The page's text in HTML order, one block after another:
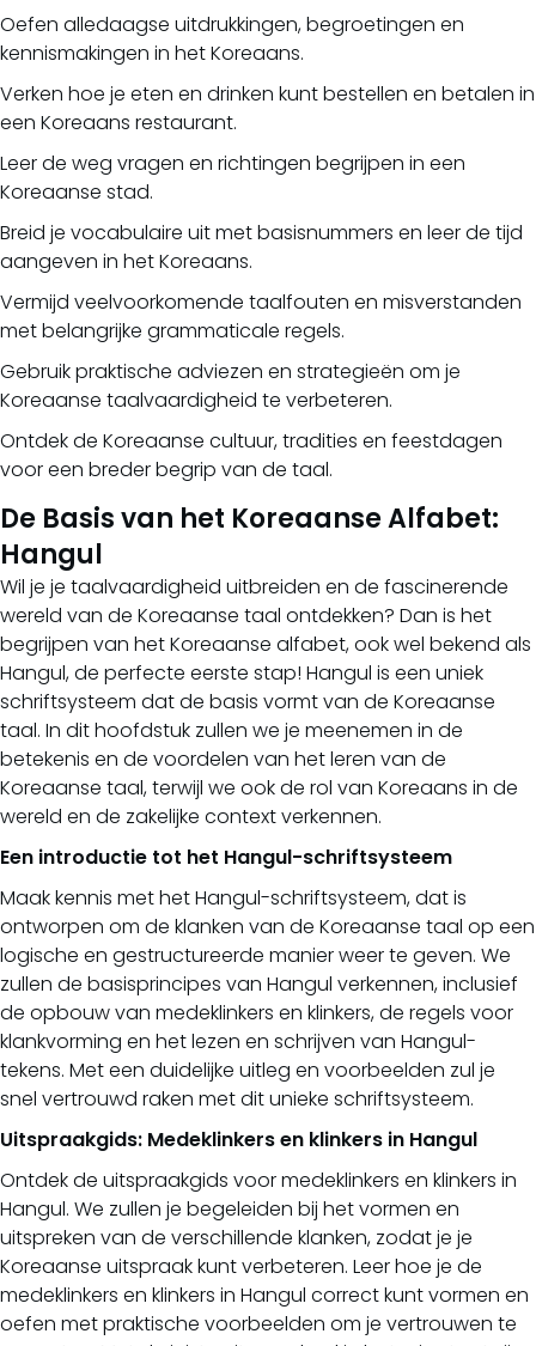
Oefen alledaagse uitdrukkingen, begroetingen en
kennismakingen in het Koreaans.
Verken hoe je eten en drinken kunt bestellen en betalen in
een Koreaans restaurant.
Leer de weg vragen en richtingen begrijpen in een
Koreaanse stad.
Breid je vocabulaire uit met basisnummers en leer de tijd
aangeven in het Koreaans.
Vermijd veelvoorkomende taalfouten en misverstanden
met belangrijke grammaticale regels.
Gebruik praktische adviezen en strategieën om je
Koreaanse taalvaardigheid te verbeteren.
Ontdek de Koreaanse cultuur, tradities en feestdagen
voor een breder begrip van de taal.
De Basis van het Koreaanse Alfabet:
Hangul
Wil je je taalvaardigheid uitbreiden en de fascinerende
wereld van de Koreaanse taal ontdekken? Dan is het
begrijpen van het Koreaanse alfabet, ook wel bekend als
Hangul, de perfecte eerste stap! Hangul is een uniek
schriftsysteem dat de basis vormt van de Koreaanse
taal. In dit hoofdstuk zullen we je meenemen in de
betekenis en de voordelen van het leren van de
Koreaanse taal, terwijl we ook de rol van Koreaans in de
wereld en de zakelijke context verkennen.
Een introductie tot het Hangul-schriftsysteem
Maak kennis met het Hangul-schriftsysteem, dat is
ontworpen om de klanken van de Koreaanse taal op een
logische en gestructureerde manier weer te geven. We
zullen de basisprincipes van Hangul verkennen, inclusief
de opbouw van medeklinkers en klinkers, de regels voor
klankvorming en het lezen en schrijven van Hangul-
tekens. Met een duidelijke uitleg en voorbeelden zul je
snel vertrouwd raken met dit unieke schriftsysteem.
Uitspraakgids: Medeklinkers en klinkers in Hangul
Ontdek de uitspraakgids voor medeklinkers en klinkers in
Hangul. We zullen je begeleiden bij het vormen en
uitspreken van de verschillende klanken, zodat je je
Koreaanse uitspraak kunt verbeteren. Leer hoe je de
medeklinkers en klinkers in Hangul correct kunt vormen en
oefen met praktische voorbeelden om je vertrouwen te